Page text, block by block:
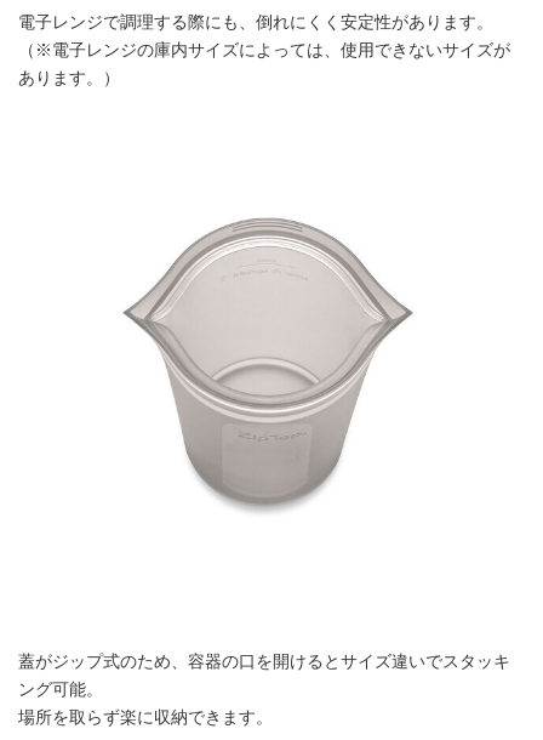
電子レンジで調理する際にも、倒れにくく安定性があります。
（※電子レンジの庫内サイズによっては、使用できないサイズが
あります。）
蓋がジップ式のため、容器の口を開けるとサイズ違いでスタッキ
ング可能。
場所を取らず楽に収納できます。